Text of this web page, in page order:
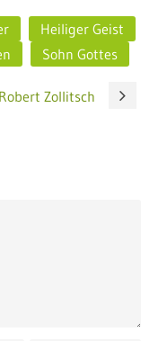
Heiliger Geist
Sohn Gottes
Robert Zollitsch